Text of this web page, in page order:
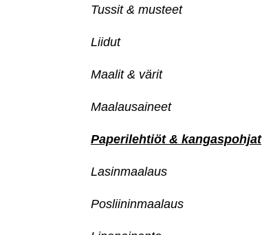
Tussit & musteet
Liidut
Maalit & värit
Maalausaineet
Paperilehtiöt & kangaspohjat
Lasinmaalaus
Posliininmaalaus